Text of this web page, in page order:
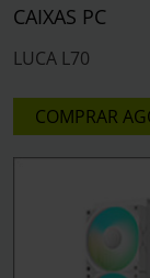
CAIXAS PC
LUCA L70
COMPRAR